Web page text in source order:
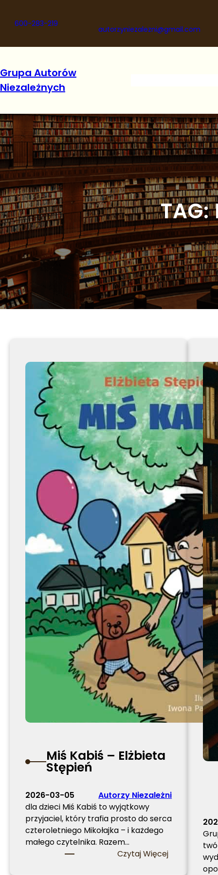
treści600-283-219
autorzyniezalezni@gmail.com
Grupa Autorów
Niezależnych
TAG:
Miś Kabiś – Elżbieta
Stępień
2026-03-05
Autorzy Niezależni
dla dzieci Miś Kabiś to wyjątkowy
przyjaciel, który trafia prosto do serca
czteroletniego Mikołajka – i każdego
małego czytelnika. Razem…
Czytaj Więcej: